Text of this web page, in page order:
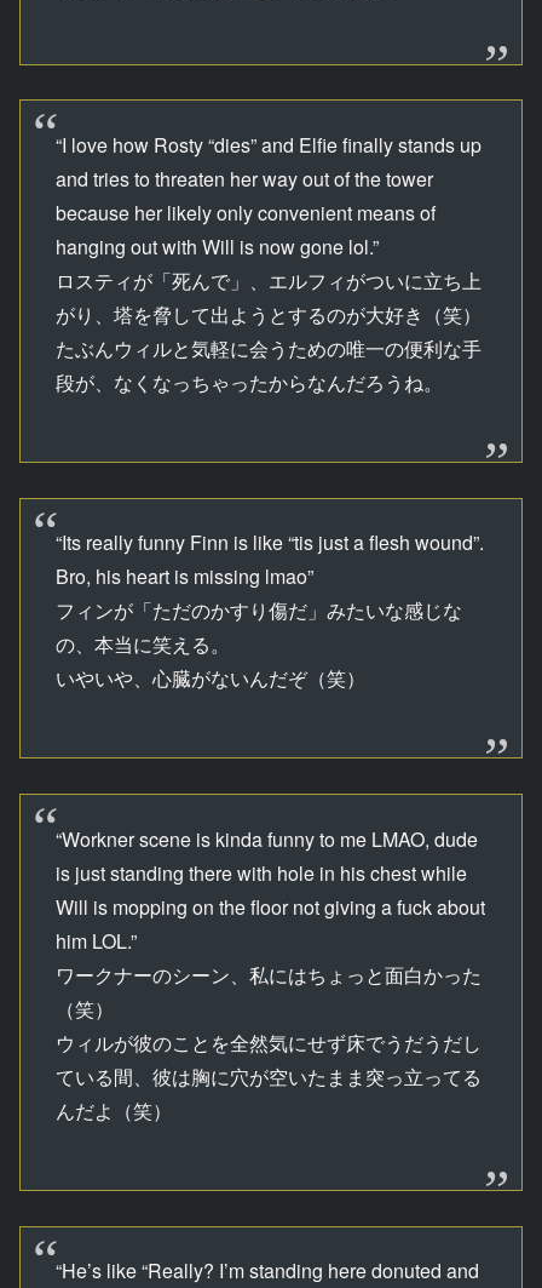
“I love how Rosty “dies” and Elfie finally stands up
and tries to threaten her way out of the tower
because her likely only convenient means of
hanging out with Will is now gone lol.”
ロスティが「死んで」、エルフィがついに立ち上
がり、塔を脅して出ようとするのが大好き（笑）
たぶんウィルと気軽に会うための唯一の便利な手
段が、なくなっちゃったからなんだろうね。
“Its really funny Finn is like “tis just a flesh wound”.
Bro, his heart is missing lmao”
フィンが「ただのかすり傷だ」みたいな感じな
の、本当に笑える。
いやいや、心臓がないんだぞ（笑）
“Workner scene is kinda funny to me LMAO, dude
is just standing there with hole in his chest while
Will is mopping on the floor not giving a fuck about
him LOL.”
ワークナーのシーン、私にはちょっと面白かった
（笑）
ウィルが彼のことを全然気にせず床でうだうだし
ている間、彼は胸に穴が空いたまま突っ立ってる
んだよ（笑）
“He’s like “Really? I’m standing here donuted and